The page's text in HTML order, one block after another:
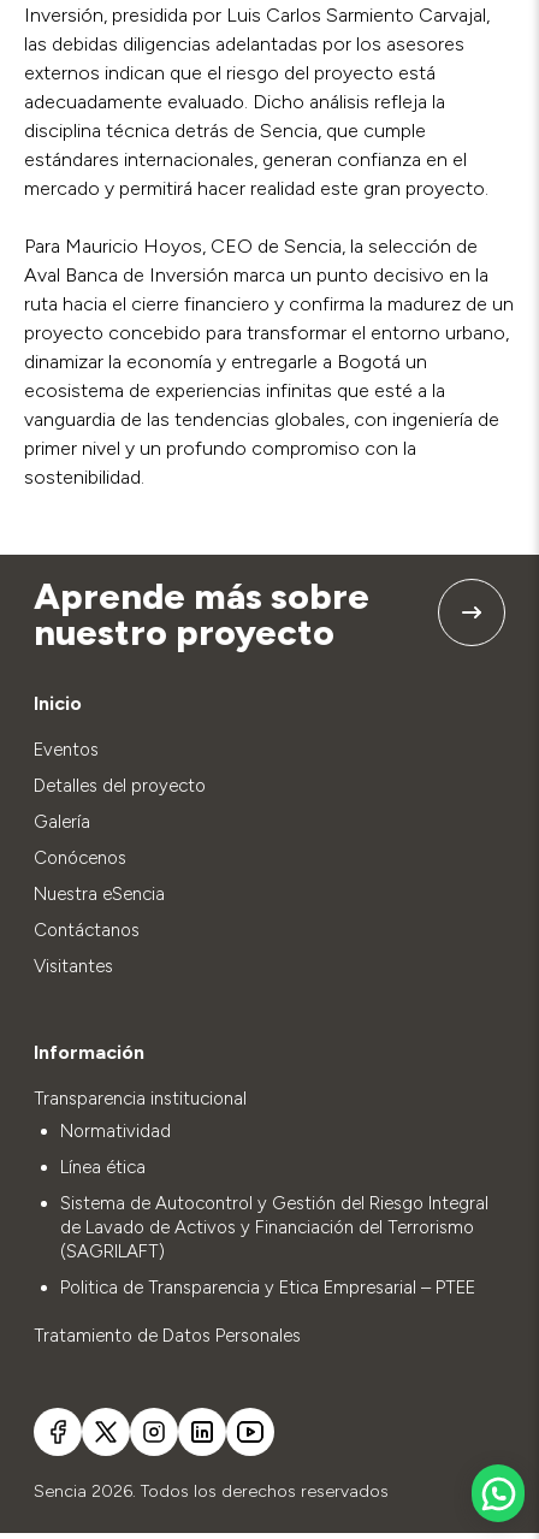
Inversión, presidida por Luis Carlos Sarmiento Carvajal,
las debidas diligencias adelantadas por los asesores
externos indican que el riesgo del proyecto está
adecuadamente evaluado. Dicho análisis refleja la
disciplina técnica detrás de Sencia, que cumple
estándares internacionales, generan confianza en el
mercado y permitirá hacer realidad este gran proyecto.
Para Mauricio Hoyos, CEO de Sencia, la selección de
Aval Banca de Inversión marca un punto decisivo en la
ruta hacia el cierre financiero y confirma la madurez de un
proyecto concebido para transformar el entorno urbano,
dinamizar la economía y entregarle a Bogotá un
ecosistema de experiencias infinitas que esté a la
vanguardia de las tendencias globales, con ingeniería de
primer nivel y un profundo compromiso con la
sostenibilidad.
Aprende más sobre
nuestro proyecto
Inicio
Eventos
Detalles del proyecto
Galería
Conócenos
Nuestra eSencia
Contáctanos
Visitantes
Información
Transparencia institucional
Normatividad
Línea ética
Sistema de Autocontrol y Gestión del Riesgo Integral
de Lavado de Activos y Financiación del Terrorismo
(SAGRILAFT)
Politica de Transparencia y Etica Empresarial – PTEE
Tratamiento de Datos Personales
Sencia 2026. Todos los derechos reservados